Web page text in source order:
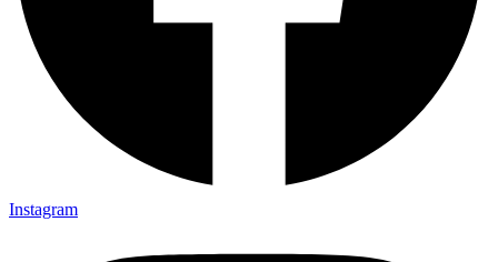
Instagram